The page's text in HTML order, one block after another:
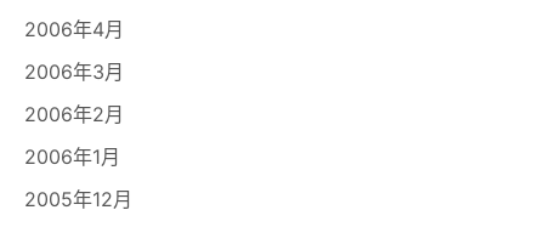
2006年4月
2006年3月
2006年2月
2006年1月
2005年12月